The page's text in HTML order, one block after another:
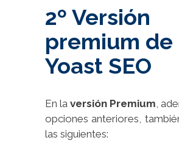
2º Versión
premium de
Yoast SEO
En la versión Premium,
opciones anteriores,
las siguientes: